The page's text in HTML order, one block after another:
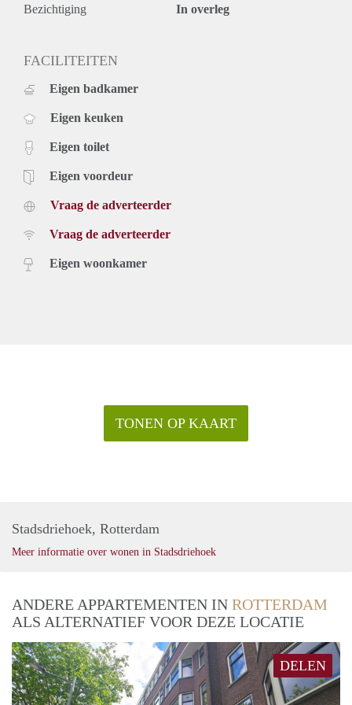
for a shorter period there can be increase.
register yourself on our website.
Bezichtiging In overleg
FACILITEITEN
Eigen badkamer
Eigen keuken
Eigen toilet
Eigen voordeur
Vraag de adverteerder
Vraag de adverteerder
Eigen woonkamer
TONEN OP KAART
Stadsdriehoek, Rotterdam
Meer informatie over wonen in Stadsdriehoek
ANDERE APPARTEMENTEN IN ROTTERDAM
ALS ALTERNATIEF VOOR DEZE LOCATIE
DELEN